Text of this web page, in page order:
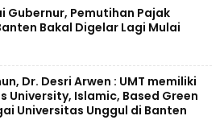
Gubernur, Pemutihan Pajak
Bakal Digelar Lagi Mulai
Dr. Desri Arwen : UMT memiliki
University, Islamic, Based Green
Universitas Unggul di Banten